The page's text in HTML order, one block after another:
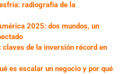
radiografía de la
2025: dos mundos, un
claves de la inversión récord en
es escalar un negocio y por qué